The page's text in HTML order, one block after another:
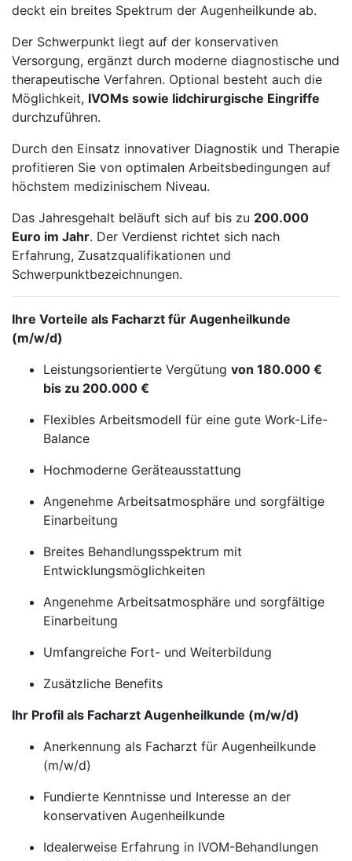
deckt ein breites Spektrum der Augenheilkunde ab.
Der Schwerpunkt liegt auf der konservativen
Versorgung, ergänzt durch moderne diagnostische und
therapeutische Verfahren. Optional besteht auch die
Möglichkeit, IVOMs sowie lidchirurgische Eingriffe
durchzuführen.
Durch den Einsatz innovativer Diagnostik und Therapie
profitieren Sie von optimalen Arbeitsbedingungen auf
höchstem medizinischem Niveau.
Das Jahresgehalt beläuft sich auf bis zu 200.000
Euro im Jahr. Der Verdienst richtet sich nach
Erfahrung, Zusatzqualifikationen und
Schwerpunktbezeichnungen.
Ihre Vorteile als Facharzt für Augenheilkunde
(m/w/d)
Leistungsorientierte Vergütung von 180.000 €
bis zu 200.000 €
Flexibles Arbeitsmodell für eine gute Work-Life-
Balance
Hochmoderne Geräteausstattung
Angenehme Arbeitsatmosphäre und sorgfältige
Einarbeitung
Breites Behandlungsspektrum mit
Entwicklungsmöglichkeiten
Angenehme Arbeitsatmosphäre und sorgfältige
Einarbeitung
Umfangreiche Fort- und Weiterbildung
Zusätzliche Benefits
Ihr Profil als Facharzt Augenheilkunde (m/w/d)
Anerkennung als Facharzt für Augenheilkunde
(m/w/d)
Fundierte Kenntnisse und Interesse an der
konservativen Augenheilkunde
Idealerweise Erfahrung in IVOM-Behandlungen